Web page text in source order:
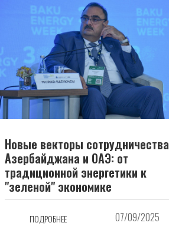
Новые векторы сотрудничества
Азербайджана и ОАЭ: от
традиционной энергетики к
"зеленой" экономике
ПОДРОБНЕЕ 07/09/2025